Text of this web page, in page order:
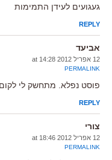
געגועים לעידן התמימות
REPLY
אביעד
12 אפריל 2012 at 14:28
PERMALINK
פוסט נפלא. מתחשק לי
REPLY
צורי
12 אפריל 2012 at 18:46
PERMALINK